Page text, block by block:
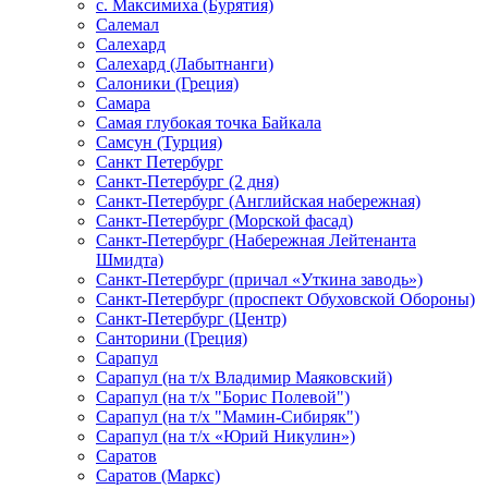
с. Максимиха (Бурятия)
Салемал
Салехард
Салехард (Лабытнанги)
Салоники (Греция)
Самара
Самая глубокая точка Байкала
Самсун (Турция)
Санкт Петербург
Санкт-Петербург (2 дня)
Санкт-Петербург (Английская набережная)
Санкт-Петербург (Морской фасад)
Санкт-Петербург (Набережная Лейтенанта
Шмидта)
Санкт-Петербург (причал «Уткина заводь»)
Санкт-Петербург (проспект Обуховской Обороны)
Санкт-Петербург (Центр)
Санторини (Греция)
Сарапул
Сарапул (на т/х Владимир Маяковский)
Сарапул (на т/х "Борис Полевой")
Сарапул (на т/х "Мамин-Сибиряк")
Сарапул (на т/х «Юрий Никулин»)
Саратов
Саратов (Маркс)